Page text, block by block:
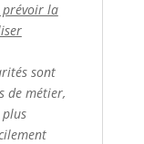
prévoir la
sont
de métier,